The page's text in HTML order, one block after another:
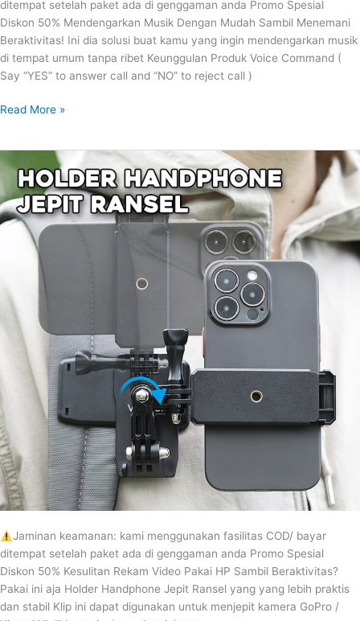
ditempat setelah paket ada di genggaman anda Promo Spesial
Diskon 50% Mendengarkan Musik Dengan Mudah Sambil Menemani
Beraktivitas! Ini dia solusi buat kamu yang ingin mendengarkan musik
di tempat umum tanpa ribet Keunggulan Produk Voice Command (
Say “YES” to answer call and “NO” to reject call )
Read More »
Jaminan keamanan: kami menggunakan fasilitas COD/ bayar
ditempat setelah paket ada di genggaman anda Promo Spesial
Diskon 50% Kesulitan Rekam Video Pakai HP Sambil Beraktivitas?
Pakai ini aja Holder Handphone Jepit Ransel yang yang lebih praktis
dan stabil Klip ini dapat digunakan untuk menjepit kamera GoPro /
HANDPHONE
JEPIT
RANSEL